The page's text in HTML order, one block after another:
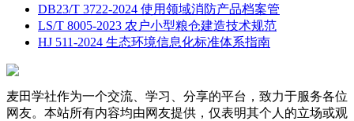
DB23/T 3722-2024 使用领域消防产品档案管
LS/T 8005-2023 农户小型粮仓建造技术规范
HJ 511-2024 生态环境信息化标准体系指南
麦田学社作为一个交流、学习、分享的平台，致力于服务各位
网友。本站所有内容均由网友提供，仅表明其个人的立场或观